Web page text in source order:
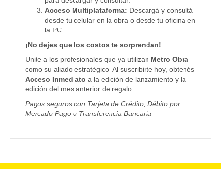
Acceso Multiplataforma: Descargá y consultá
desde tu celular en la obra o desde tu oficina en
la PC.
¡No dejes que los costos te sorprendan!
Unite a los profesionales que ya utilizan Metro Obra
como su aliado estratégico. Al suscribirte hoy, obtenés
Acceso Inmediato a la edición de lanzamiento y la
edición del mes anterior de regalo.
Pagos seguros con Tarjeta de Crédito, Débito por
Mercado Pago o Transferencia Bancaria